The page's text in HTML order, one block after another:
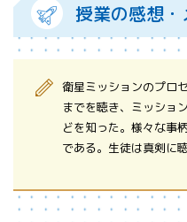
授業の感想・
衛星ミッションのプロ
までを聴き、ミッショ
どを知った。様々な事
である。生徒は真剣に